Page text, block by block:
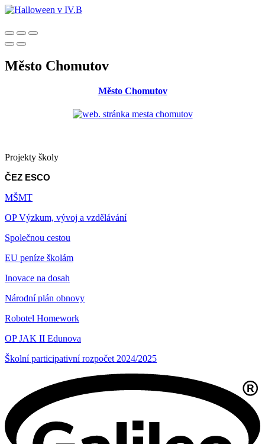
Město Chomutov
Město Chomutov
Projekty školy
ČEZ ESCO
MŠMT
OP Výzkum, vývoj a vzdělávání
Společnou cestou
EU peníze školám
Inovace na dosah
Národní plán obnovy
Robotel Homework
OP JAK II Edunova
Školní participativní rozpočet 2024/2025